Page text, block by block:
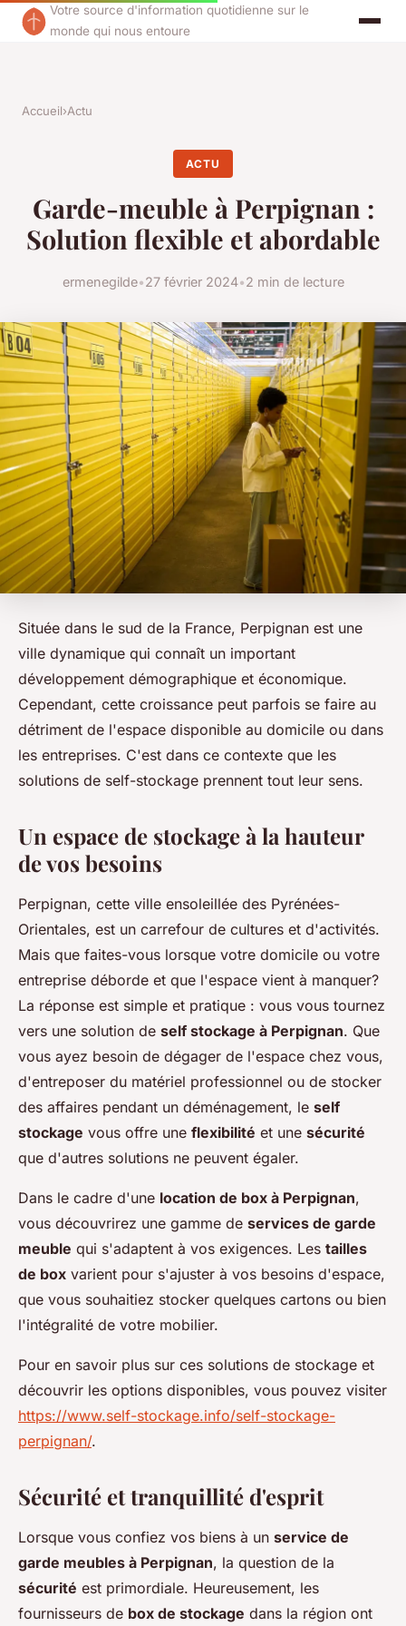
Votre source d'information quotidienne sur le
monde qui nous entoure
Accueil›Actu
ACTU
Garde-meuble à Perpignan :
Solution flexible et abordable
ermenegilde•27 février 2024•2 min de lecture
Située dans le sud de la France, Perpignan est une
ville dynamique qui connaît un important
développement démographique et économique.
Cependant, cette croissance peut parfois se faire au
détriment de l'espace disponible au domicile ou dans
les entreprises. C'est dans ce contexte que les
solutions de self-stockage prennent tout leur sens.
Un espace de stockage à la hauteur
de vos besoins
Perpignan, cette ville ensoleillée des Pyrénées-
Orientales, est un carrefour de cultures et d'activités.
Mais que faites-vous lorsque votre domicile ou votre
entreprise déborde et que l'espace vient à manquer?
La réponse est simple et pratique : vous vous tournez
vers une solution de self stockage à Perpignan. Que
vous ayez besoin de dégager de l'espace chez vous,
d'entreposer du matériel professionnel ou de stocker
des affaires pendant un déménagement, le self
stockage vous offre une flexibilité et une sécurité
que d'autres solutions ne peuvent égaler.
Dans le cadre d'une location de box à Perpignan,
vous découvrirez une gamme de services de garde
meuble qui s'adaptent à vos exigences. Les tailles
de box varient pour s'ajuster à vos besoins d'espace,
que vous souhaitiez stocker quelques cartons ou bien
l'intégralité de votre mobilier.
Pour en savoir plus sur ces solutions de stockage et
découvrir les options disponibles, vous pouvez visiter
https://www.self-stockage.info/self-stockage-
perpignan/.
Sécurité et tranquillité d'esprit
Lorsque vous confiez vos biens à un service de
garde meubles à Perpignan, la question de la
sécurité est primordiale. Heureusement, les
fournisseurs de box de stockage dans la région ont